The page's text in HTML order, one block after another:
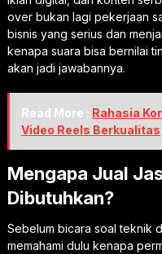
over bukan lagi pekerjaan
bisnis yang serius dan
kenapa suara bisa bernilai
akan jadi jawabannya.
Read More : Rahasia
Video Reels Berkualitas
Mengapa Jual
Dibutuhkan?
Sebelum bicara soal teknik
memahami dulu kenapa